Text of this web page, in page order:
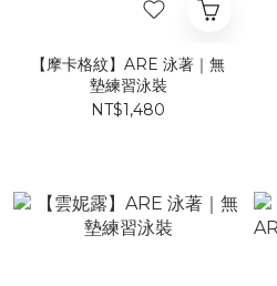
【摩卡格紋】ARE 泳著｜無
墊練習泳裝
NT$1,480